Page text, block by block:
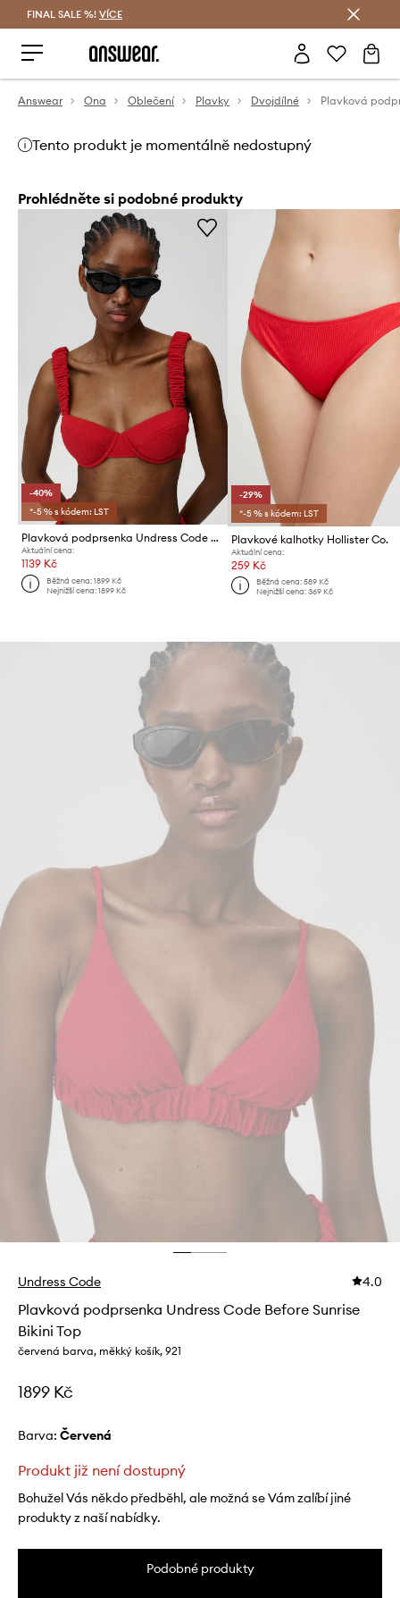
FINAL SALE %! VÍCE
Answear Ona Oblečení Plavky Dvojdílné
Tento produkt je momentálně nedostupný
Prohlédněte si podobné produkty
-40%
*-5 % s kódem: LST
Plavková podprsenka Undress Code Capri Sun Bikini Top
Aktuální cena:
1139 Kč
Běžná cena:1899 Kč
Nejnižší cena:1899 Kč
-29%
*-5 % s kódem: LST
Plavkové kalhotky Hollister Co.
Aktuální cena:
259 Kč
Běžná cena: 589 Kč
Nejnižší cena: 369 Kč
Undress Code 4.0
Plavková podprsenka Undress Code Before Sunrise
Bikini Top
červená barva, měkký košík, 921
1899 Kč
Barva: červená
Produkt již není dostupný
Bohužel Vás někdo předběhl, ale možná se Vám zalíbí jiné
produkty z naší nabídky.
Podobné produkty